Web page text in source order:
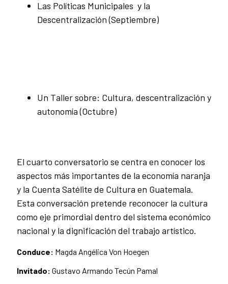
Las Políticas Municipales y la
Descentralización (Septiembre)
Un Taller sobre: Cultura, descentralización y
autonomía (Octubre)
El cuarto conversatorio se centra en conocer los
aspectos más importantes de la economía naranja
y la Cuenta Satélite de Cultura en Guatemala.
Esta conversación pretende reconocer la cultura
como eje primordial dentro del sistema económico
nacional y la dignificación del trabajo artístico.
Conduce: Magda Angélica Von Hoegen
Invitado: Gustavo Armando Tecún Pamal